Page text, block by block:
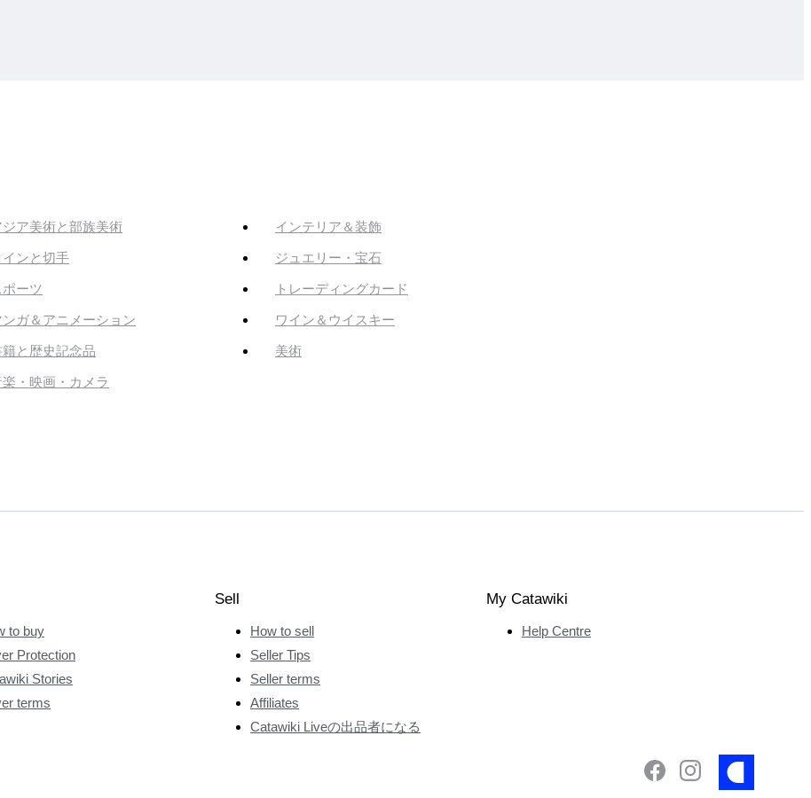
ジア美術と部族美術 インテリア＆装飾
インと切手 ジュエリー・宝石
ポーツ トレーディングカード
ンガ＆アニメーション ワイン＆ウイスキー
籍と歴史記念品 美術
楽・映画・カメラ
to buy
Protection
Stories
terms
Sell
How to sell
Seller Tips
Seller terms
Affiliates
Catawiki Liveの出品者になる
My Catawiki
Help Centre